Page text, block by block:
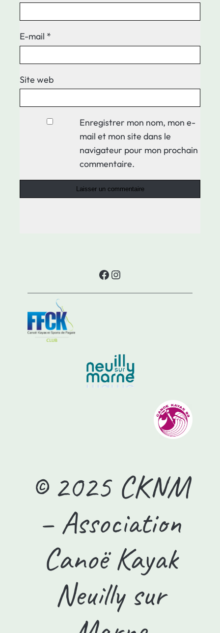
E-mail *
Site web
Enregistrer mon nom, mon e-
mail et mon site dans le
navigateur pour mon prochain
commentaire.
Facebook
Instagram
© 2025 CKNM
– Association
Canoë Kayak
Neuilly sur